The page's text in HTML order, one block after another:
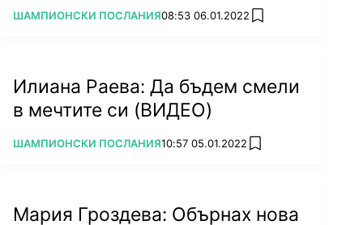
ПОВЕЧЕ ОТ
ШАМПИОНСКИ ПОСЛАНИЯ08:53 06.01.2022 add favorites
Илиана Раева: Да бъдем смели
в мечтите си (ВИДЕО)
ПОВЕЧЕ ОТ
ШАМПИОНСКИ ПОСЛАНИЯ10:57 05.01.2022 add favorites
Мария Гроздева: Обърнах нова